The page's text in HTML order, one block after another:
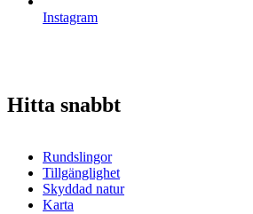
Instagram
Hitta snabbt
Rundslingor
Tillgänglighet
Skyddad natur
Karta